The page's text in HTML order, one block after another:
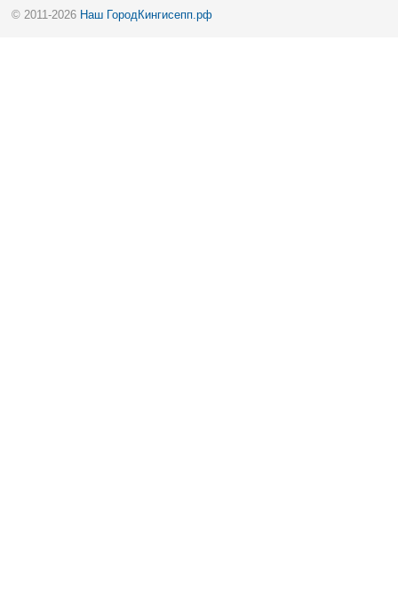
© 2011-2026 Наш ГородКингисепп.рф